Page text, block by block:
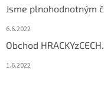
Jsme plnohodnotným
6.6.2022
Obchod
1.6.2022